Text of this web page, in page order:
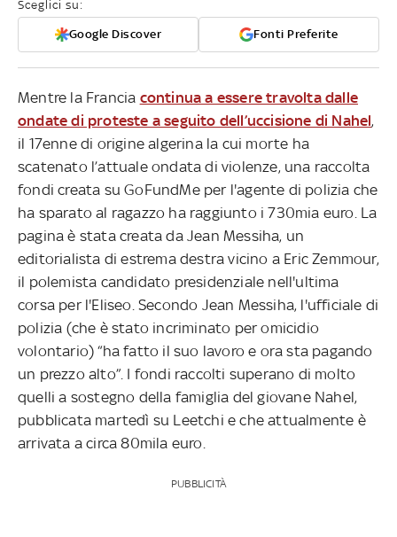
Sceglici su:
Google Discover Fonti Preferite
Mentre la Francia continua a essere travolta dalle
ondate di proteste a seguito dell’uccisione di Nahel,
il 17enne di origine algerina la cui morte ha
scatenato l’attuale ondata di violenze, una raccolta
fondi creata su GoFundMe per l'agente di polizia che
ha sparato al ragazzo ha raggiunto i 730mia euro. La
pagina è stata creata da Jean Messiha, un
editorialista di estrema destra vicino a Eric Zemmour,
il polemista candidato presidenziale nell'ultima
corsa per l'Eliseo. Secondo Jean Messiha, l'ufficiale di
polizia (che è stato incriminato per omicidio
volontario) “ha fatto il suo lavoro e ora sta pagando
un prezzo alto”. I fondi raccolti superano di molto
quelli a sostegno della famiglia del giovane Nahel,
pubblicata martedì su Leetchi e che attualmente è
arrivata a circa 80mila euro.
PUBBLICITÀ